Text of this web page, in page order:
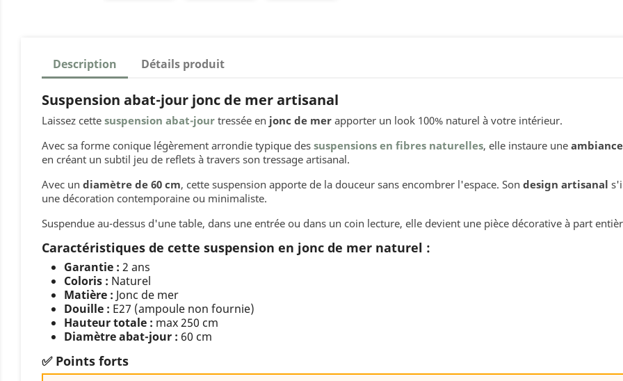
Description Détails produit
Suspension abat-jour jonc de mer artisanal
Laissez cette suspension abat-jour tressée en jonc de mer apporter un look 100% naturel à votre intérieur.
Avec sa forme conique légèrement arrondie typique des suspensions en fibres naturelles, elle instaure une
en créant un subtil jeu de reflets à travers son tressage artisanal.
Avec un diamètre de 60 cm, cette suspension apporte de la douceur sans encombrer l'espace. Son design artisanal
une décoration contemporaine ou minimaliste.
Suspendue au-dessus d'une table, dans une entrée ou dans un coin lecture, elle devient une pièce décorative à part
Caractéristiques de cette suspension en jonc de mer naturel :
Garantie : 2 ans
Coloris : Naturel
Matière : Jonc de mer
Douille : E27 (ampoule non fournie)
Hauteur totale : max 250 cm
Diamètre abat-jour : 60 cm
✅ Points forts